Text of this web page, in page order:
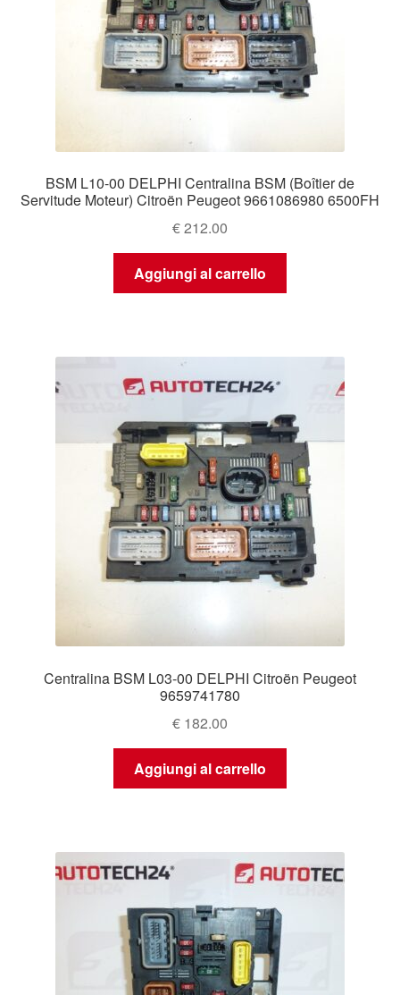
BSM L10-00 DELPHI Centralina BSM (Boîtier de
Servitude Moteur) Citroën Peugeot 9661086980 6500FH
€212.00
Aggiungi al carrello
Centralina BSM L03-00 DELPHI Citroën Peugeot
9659741780
€ 182.00
Aggiungi al carrello